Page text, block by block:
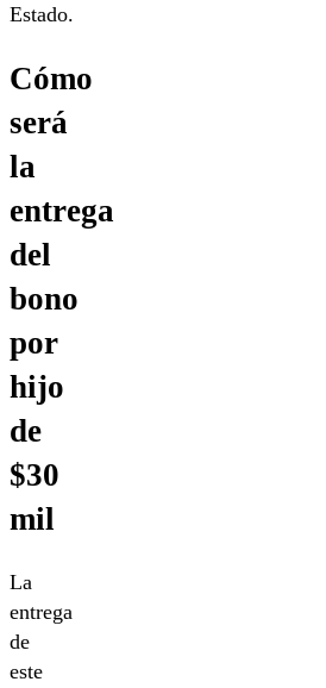
Estado.
Cómo
será
la
entrega
del
bono
por
hijo
de
$30
mil
La
entrega
de
este